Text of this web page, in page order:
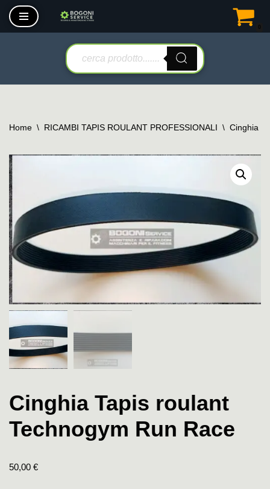
Vai
Home \ RICAMBI TAPIS ROULANT PROFESSIONALI \ Cinghia
Cinghia Tapis roulant
Technogym Run Race
50,00 €